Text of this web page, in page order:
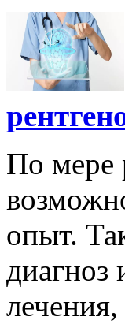
По мере
опыт.
диагноз